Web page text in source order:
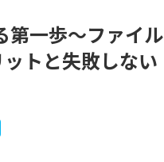
第一歩～ファイル
トと失敗しない